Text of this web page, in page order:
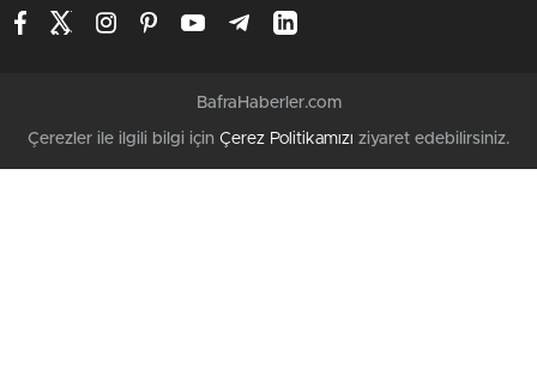
BafraHaberler.com
Çerezler ile ilgili bilgi için Çerez Politikamızı ziyaret edebilirsiniz.